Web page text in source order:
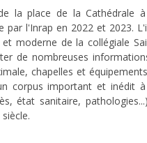
la place de la Cathédrale
par l'Inrap en 2022 et 2023.
moderne de la collégiale
de nombreuses
chapelles et
corpus important et inédit
état sanitaire,